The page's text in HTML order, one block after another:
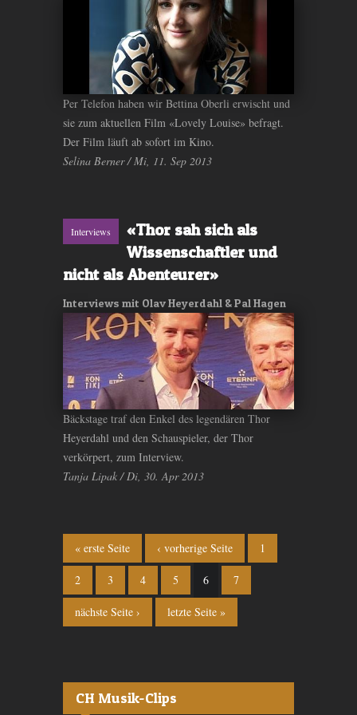
Per Telefon haben wir Bettina Oberli erwischt und
sie zum aktuellen Film «Lovely Louise» befragt.
Der Film läuft ab sofort im Kino.
Selina Berner / Mi, 11. Sep 2013
Interviews
«Thor sah sich als
Wissenschaftler und
nicht als Abenteurer»
Interviews mit Olav Heyerdahl & Pal Hagen
Bäckstage traf den Enkel des legendären Thor
Heyerdahl und den Schauspieler, der Thor
verkörpert, zum Interview.
Tanja Lipak / Di, 30. Apr 2013
Seiten
« erste Seite ‹ vorherige Seite 1
2 3 4 5 6 7
nächste Seite › letzte Seite »
CH Musik-Clips